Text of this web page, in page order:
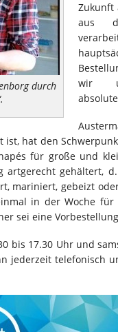
durch
Zukunft
aus
wir
hat den
für große und
artgerecht gehältert,
mariniert, gebeizt
in der Woche für
sei eine
bis 17.30 Uhr und
jederzeit telefonisch